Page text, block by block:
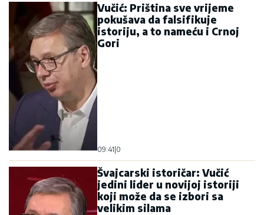
Vučić: Priština sve vrijeme
pokušava da falsifikuje
istoriju, a to nameću i Crnoj
Gori
09:41 0
Švajcarski istoričar: Vučić
jedini lider u novijoj istoriji
koji može da se izbori sa
velikim silama